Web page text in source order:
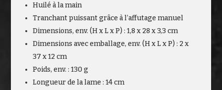
Huilé à la main
Tranchant puissant grâce à l’affutage manuel
Dimensions, env. (H x L x P) : 1,8 x 28 x 3,3 cm
Dimensions avec emballage, env. (H x L x P) : 2 x
37 x 12 cm
Poids, env. : 130 g
Longueur de la lame : 14 cm